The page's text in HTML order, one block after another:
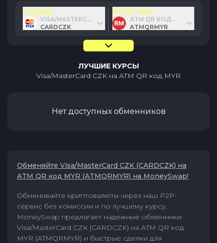
ОТДАЮ
VISA/MASTERCARD CZK
CARDCZK
ПОЛУЧАЮ
ATM QR КОД MYR
ATMQRMYR
ЛУЧШИЕ КУРСЫ
Visa/MasterCard CZK на ATM QR код MYR
Нет доступных обменников
Обменяйте Visa/MasterCard CZK (CARDCZK) на
ATM QR код MYR (ATMQRMYR) на MoneySwap!
Обменивайте криптовалюты через наш P2P-
сервис без комиссии и по лучшему курсу.
MoneySwap предлагает надежные обменники
Visa/MasterCard CZK (CARDCZK) на ATM QR код
MYR (ATMQRMYR) и быстрые сделки для